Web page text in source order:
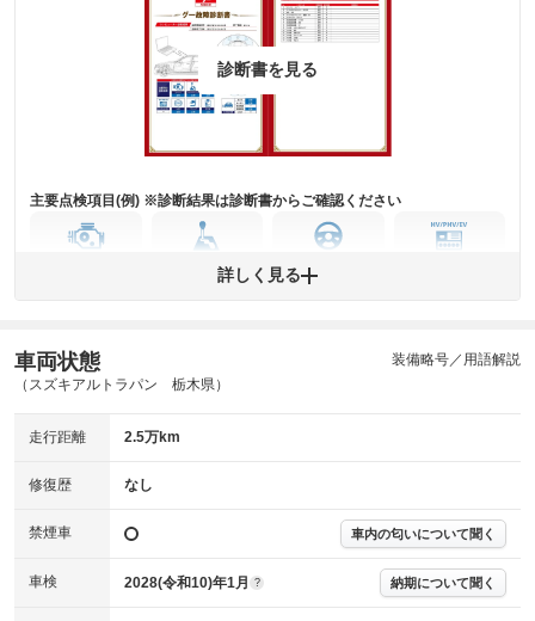
詳細は鑑定書をご確認ください。
※グー鑑定は保証サービスではございません。購入時は必ず現車をご確認
※実際にお渡しするコンディションチェックシートにつきましては、形式
※グー鑑定の評価はあくまでも記載している鑑定日の鑑定結果となりま
診断書を見る
主要点検項目(例) ※診断結果は診断書からご確認ください
ミッション
ステアリング
ABS その他
※グー故障診断は保証サービスではございません。購入時は必ず現車をご
※実際にお渡しする故障診断書につきましては、形式および表示項目が異
※グー故障診断書はあくまでも実施時点での診断結果となります。将来に
わたり車両状態を担保するものではありませんので、車両情報等の詳細は
詳しく見る
車両状態
（スズキアルトラパン 栃木県）
装備略号／用語解説
走行距離 2.5万km
修復歴 なし
禁煙車 車内の匂いについて聞く
車検 2028(令和10)年1月 ? 納期について聞く